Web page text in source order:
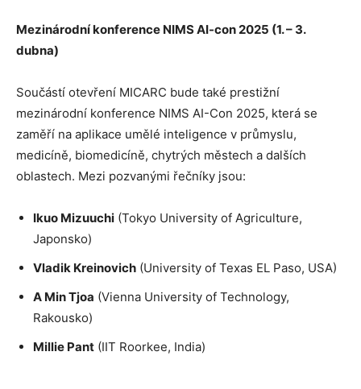
Mezinárodní konference NIMS AI-con 2025 (1. – 3.
dubna)
Součástí otevření MICARC bude také prestižní
mezinárodní konference NIMS AI-Con 2025, která se
zaměří na aplikace umělé inteligence v průmyslu,
medicíně, biomedicíně, chytrých městech a dalších
oblastech. Mezi pozvanými řečníky jsou:
Ikuo Mizuuchi (Tokyo University of Agriculture,
Japonsko)
Vladik Kreinovich (University of Texas EL Paso, USA)
A Min Tjoa (Vienna University of Technology,
Rakousko)
Millie Pant (IIT Roorkee, India)